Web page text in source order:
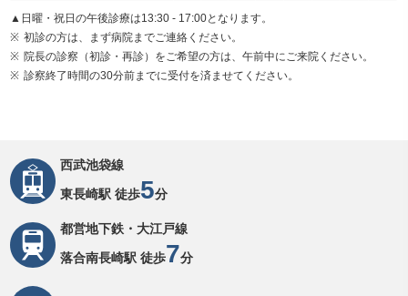
▲日曜・祝日の午後診療は13:30 - 17:00となります。
初診の方は、まず病院までご連絡ください。
院長の診察（初診・再診）をご希望の方は、午前中にご来院ください。
診察終了時間の30分前までに受付を済ませてください。
西武池袋線
東長崎駅 徒歩5分
都営地下鉄・大江戸線
落合南長崎駅 徒歩7分